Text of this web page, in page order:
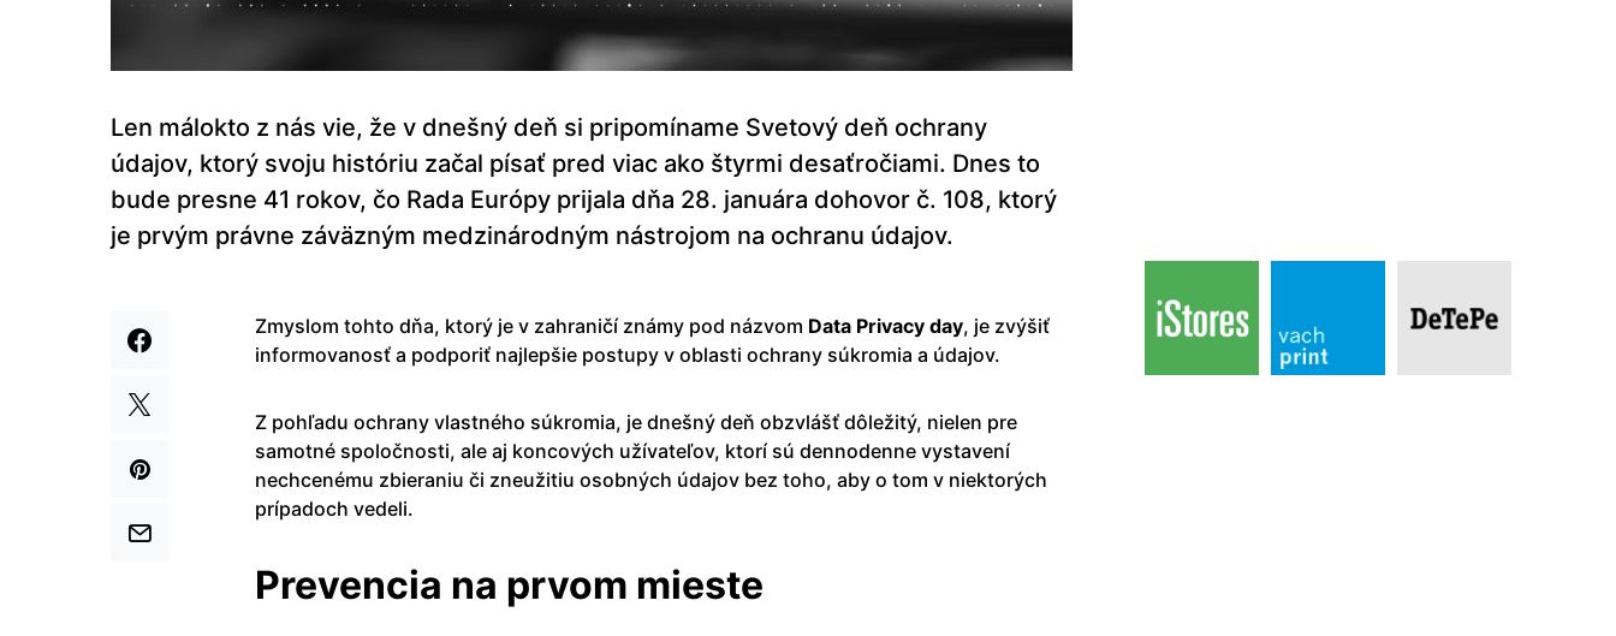
Len málokto z nás vie, že v dnešný deň si pripomíname Svetový deň ochrany
údajov, ktorý svoju históriu začal písať pred viac ako štyrmi desaťročiami. Dnes to
bude presne 41 rokov, čo Rada Európy prijala dňa 28. januára dohovor č. 108, ktorý
je prvým právne záväzným medzinárodným nástrojom na ochranu údajov.
Zmyslom tohto dňa, ktorý je v zahraničí známy pod názvom Data Privacy day, je zvýšiť
informovanosť a podporiť najlepšie postupy v oblasti ochrany súkromia a údajov.
Z pohľadu ochrany vlastného súkromia, je dnešný deň obzvlášť dôležitý, nielen pre
samotné spoločnosti, ale aj koncových užívateľov, ktorí sú dennodenne vystavení
nechcenému zbieraniu či zneužitiu osobných údajov bez toho, aby o tom v niektorých
prípadoch vedeli.
Prevencia na prvom mieste